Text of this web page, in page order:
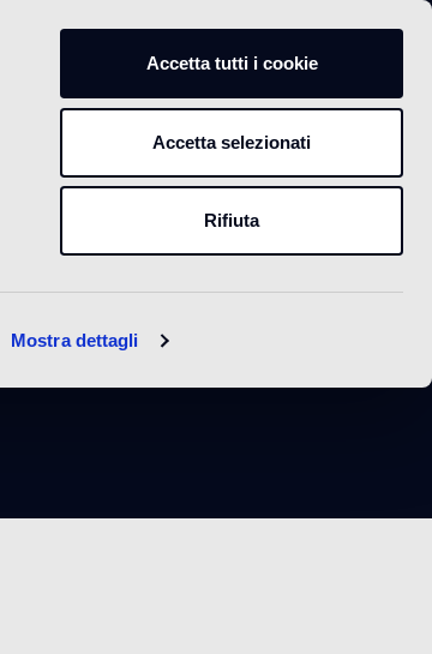
Mostra dettagli
Accetta tutti i cookie
Accetta selezionati
Rifiuta